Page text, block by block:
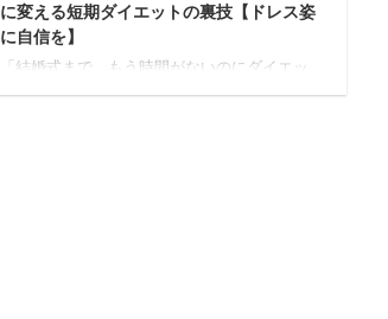
に変える短期ダイエットの裏技【ドレス姿
に自信を】
「結婚式まで、もう時間がないのにダイエッ